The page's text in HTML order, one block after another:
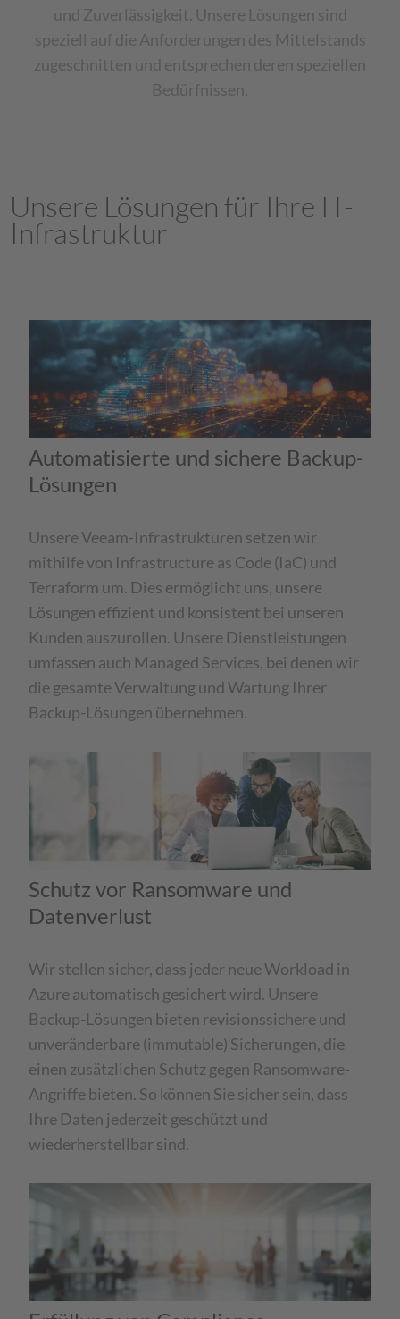
und Zuverlässigkeit. Unsere Lösungen sind
speziell auf die Anforderungen des Mittelstands
zugeschnitten und entsprechen deren speziellen
Bedürfnissen.
Unsere Lösungen für Ihre IT-
Infrastruktur
Automatisierte und sichere Backup-
Lösungen
Unsere Veeam-Infrastrukturen setzen wir
mithilfe von Infrastructure as Code (IaC) und
Terraform um. Dies ermöglicht uns, unsere
Lösungen effizient und konsistent bei unseren
Kunden auszurollen. Unsere Dienstleistungen
umfassen auch Managed Services, bei denen wir
die gesamte Verwaltung und Wartung Ihrer
Backup-Lösungen übernehmen.
Schutz vor Ransomware und
Datenverlust
Wir stellen sicher, dass jeder neue Workload in
Azure automatisch gesichert wird. Unsere
Backup-Lösungen bieten revisionssichere und
unveränderbare (immutable) Sicherungen, die
einen zusätzlichen Schutz gegen Ransomware-
Angriffe bieten. So können Sie sicher sein, dass
Ihre Daten jederzeit geschützt und
wiederherstellbar sind.